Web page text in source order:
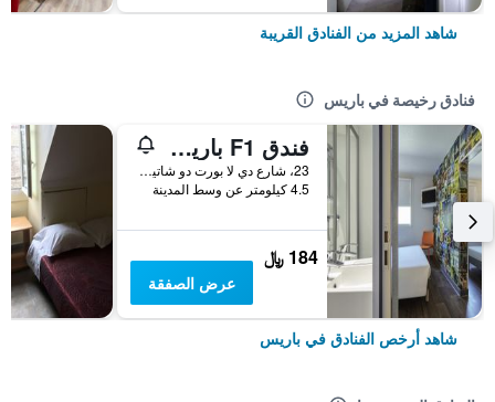
شاهد المزيد من الفنادق القريبة
فنادق رخيصة في باريس
فندق F1 باريس بورت دو شاتيلون
23، شارع دي لا بورت دو شاتيلون, باريس, فرنسا
4.5 كيلومتر عن وسط المدينة
184 ﷼
عرض الصفقة
شاهد أرخص الفنادق في باريس